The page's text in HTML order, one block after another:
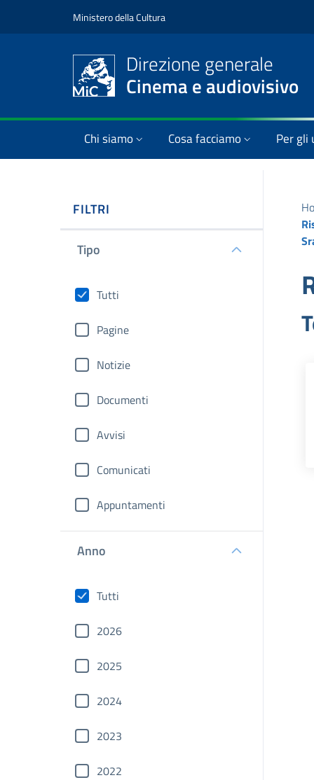
Ministero della Cultura
Direzione generale
Cinema e audiovisivo
Chi siamo Cosa facciamo Per gli
FILTRI
Tipo
Tutti
Pagine
Notizie
Documenti
Avvisi
Comunicati
Appuntamenti
Anno
Tutti
2026
2025
2024
2023
2022